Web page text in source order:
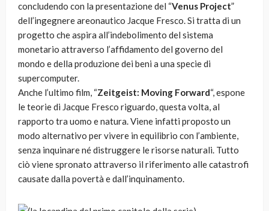
concludendo con la presentazione del “Venus Project”
dell’ingegnere areonautico Jacque Fresco. Si tratta di un
progetto che aspira all’indebolimento del sistema
monetario attraverso l’affidamento del governo del
mondo e della produzione dei beni a una specie di
supercomputer.
Anche l’ultimo film, “Zeitgeist: Moving Forward“, espone
le teorie di Jacque Fresco riguardo, questa volta, al
rapporto tra uomo e natura. Viene infatti proposto un
modo alternativo per vivere in equilibrio con l’ambiente,
senza inquinare né distruggere le risorse naturali. Tutto
ciò viene spronato attraverso il riferimento alle catastrofi
causate dalla povertà e dall’inquinamento.